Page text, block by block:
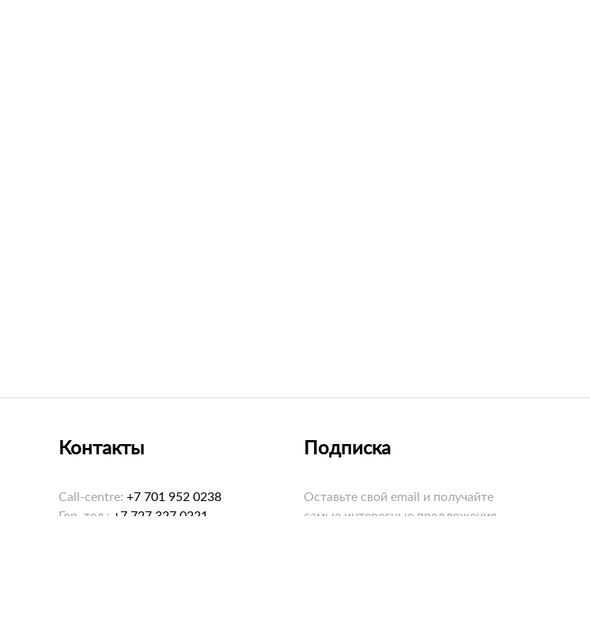
Контакты
Call-centre: +7 701 952 0238
Гор. тел.: +7 727 327 0221
Подписка
Оставьте свой email и получайте
самые интересные предложения